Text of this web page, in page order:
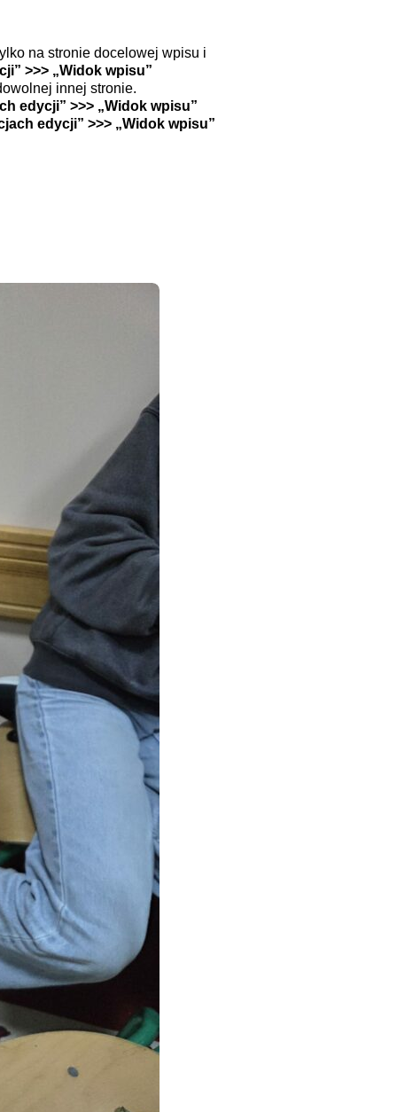
na stronie docelowej wpisu i
>>> „Widok wpisu”
innej stronie.
edycji” >>> „Widok wpisu”
edycji” >>> „Widok wpisu”